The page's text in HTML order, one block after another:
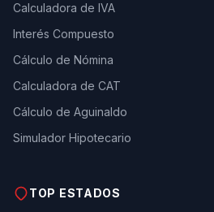
Calculadora de IVA
Interés Compuesto
Cálculo de Nómina
Calculadora de CAT
Cálculo de Aguinaldo
Simulador Hipotecario
TOP ESTADOS